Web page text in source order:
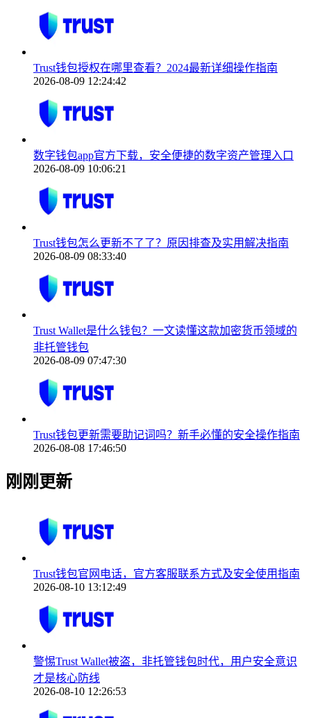
Trust钱包授权在哪里查看？2024最新详细操作指南
2026-08-09 12:24:42
数字钱包app官方下载，安全便捷的数字资产管理入口
2026-08-09 10:06:21
Trust钱包怎么更新不了了？原因排查及实用解决指南
2026-08-09 08:33:40
Trust Wallet是什么钱包？一文读懂这款加密货币领域的
非托管钱包
2026-08-09 07:47:30
Trust钱包更新需要助记词吗？新手必懂的安全操作指南
2026-08-08 17:46:50
刚刚更新
Trust钱包官网电话，官方客服联系方式及安全使用指南
2026-08-10 13:12:49
警惕Trust Wallet被盗，非托管钱包时代，用户安全意识
才是核心防线
2026-08-10 12:26:53